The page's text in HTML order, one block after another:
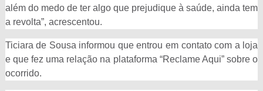
além do medo de ter algo que prejudique à saúde, ainda tem
a revolta”, acrescentou.
Ticiara de Sousa informou que entrou em contato com a loja
e que fez uma relação na plataforma “Reclame Aqui” sobre o
ocorrido.